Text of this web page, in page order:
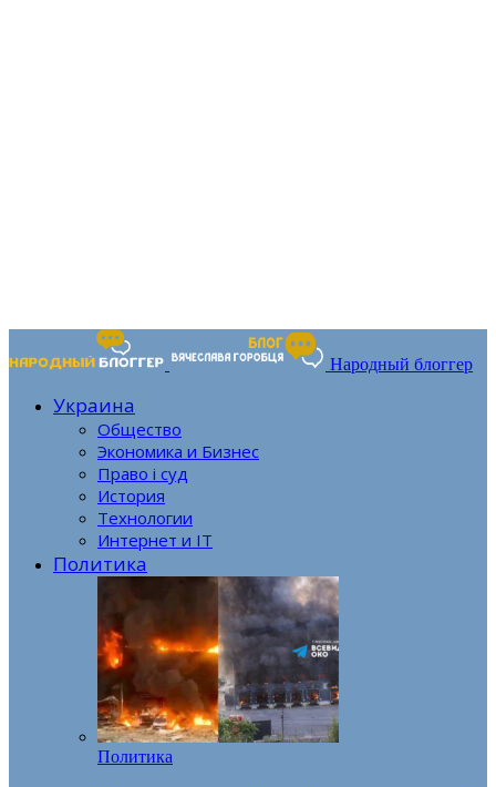
Народный блоггер
Украина
Общество
Экономика и Бизнес
Право і суд
История
Технологии
Интернет и IT
Политика
Политика